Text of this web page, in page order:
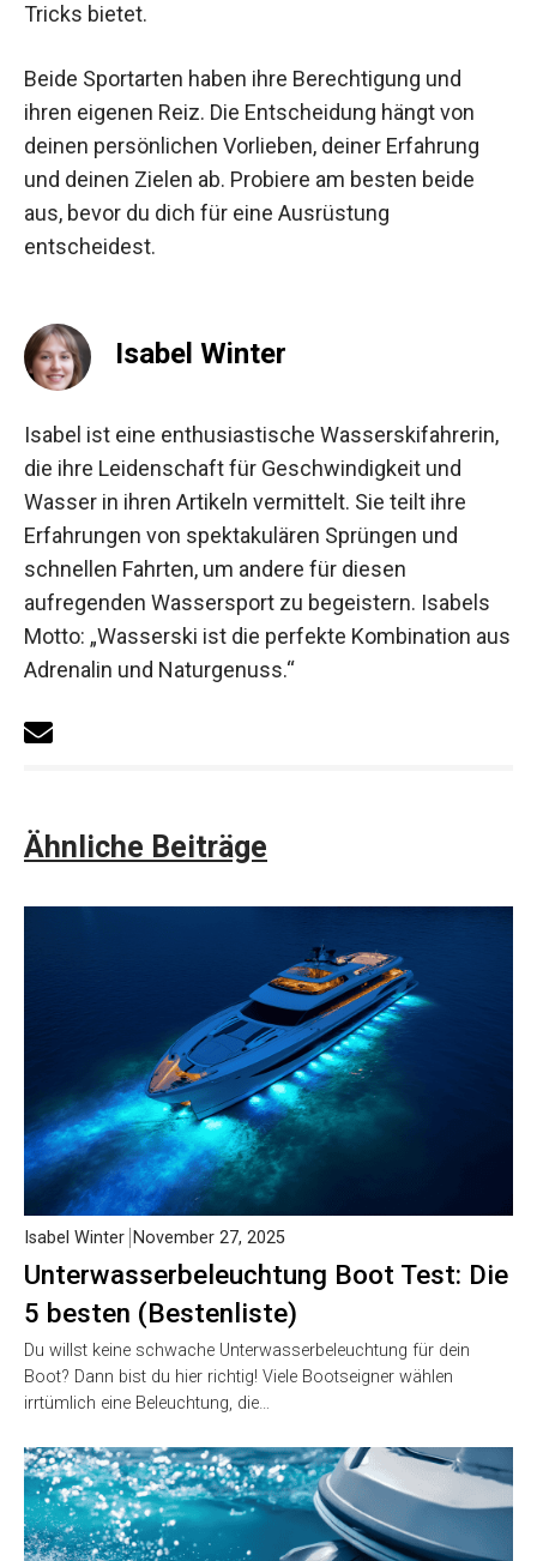
Tricks bietet.
Beide Sportarten haben ihre Berechtigung und
ihren eigenen Reiz. Die Entscheidung hängt von
deinen persönlichen Vorlieben, deiner Erfahrung
und deinen Zielen ab. Probiere am besten beide
aus, bevor du dich für eine Ausrüstung
entscheidest.
Isabel Winter
Isabel ist eine enthusiastische Wasserskifahrerin,
die ihre Leidenschaft für Geschwindigkeit und
Wasser in ihren Artikeln vermittelt. Sie teilt ihre
Erfahrungen von spektakulären Sprüngen und
schnellen Fahrten, um andere für diesen
aufregenden Wassersport zu begeistern. Isabels
Motto: „Wasserski ist die perfekte Kombination aus
Adrenalin und Naturgenuss.“
Ähnliche Beiträge
Unterwasserbeleuchtung Boot Test: Die
5 besten (Bestenliste)
Isabel Winter November 27, 2025
Du willst keine schwache Unterwasserbeleuchtung für dein
Boot? Dann bist du hier richtig! Viele Bootseigner wählen
irrtümlich eine Beleuchtung, die…